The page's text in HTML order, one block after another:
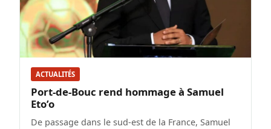
ACTUALITÉS
Port-de-Bouc rend hommage à Samuel
Eto’o
De passage dans le sud-est de la France, Samuel